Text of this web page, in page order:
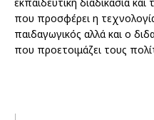
που προσφέρει η
παιδαγωγικός αλλά και ο
που προετοιμάζει τους